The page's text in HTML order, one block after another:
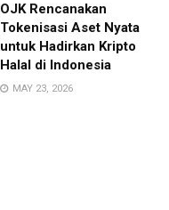
OJK Rencanakan
Tokenisasi Aset Nyata
untuk Hadirkan Kripto
Halal di Indonesia
MAY 23, 2026